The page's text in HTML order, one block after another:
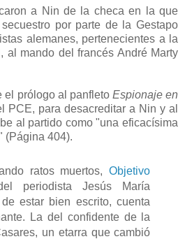
a Nin de la checa en la que
por parte de la Gestapo
alemanes, pertenecientes a la
al mando del francés André Marty
el prólogo al panfleto Espionaje en
PCE, para desacreditar a Nin y al
al partido como "una eficacísima
(Página 404).
ratos muertos,Objetivo
periodista Jesús María
estar bien escrito, cuenta
La del confidente de la
un etarra que cambió